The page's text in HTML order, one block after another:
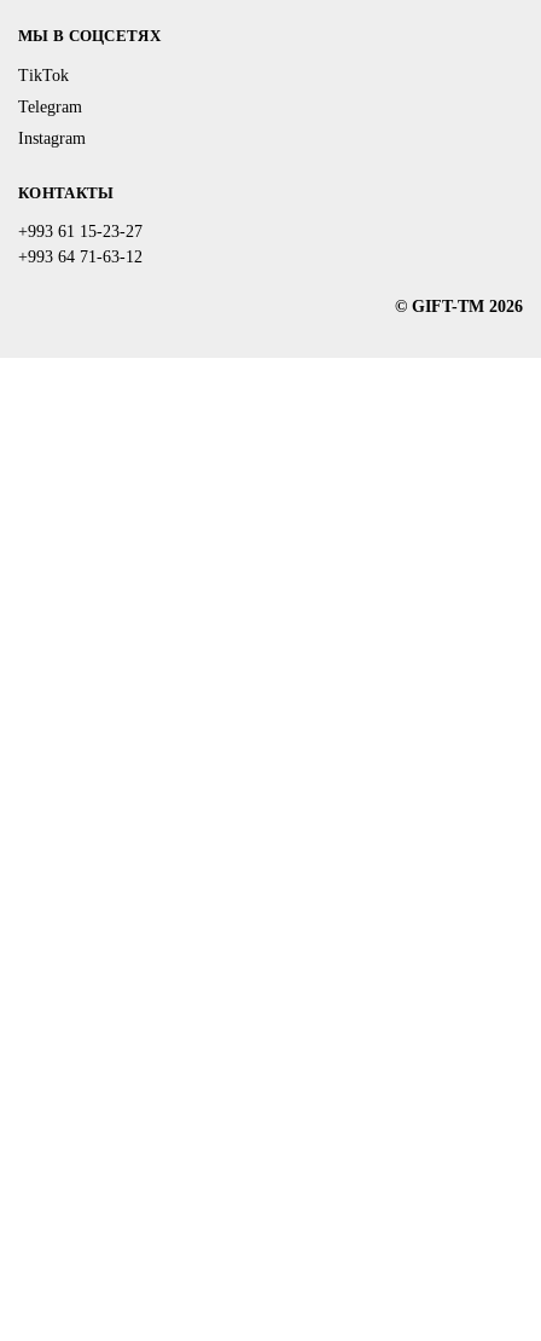
МЫ В СОЦСЕТЯХ
TikTok
Telegram
Instagram
КОНТАКТЫ
+993 61 15-23-27
+993 64 71-63-12
© GIFT-TM 2026